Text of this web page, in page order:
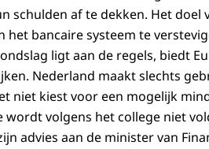
schulden af te dekken. Het doel
het bancaire systeem te
ligt aan de regels, biedt
Nederland maakt slechts
niet kiest voor een mogelijk
wordt volgens het college niet
advies aan de minister van